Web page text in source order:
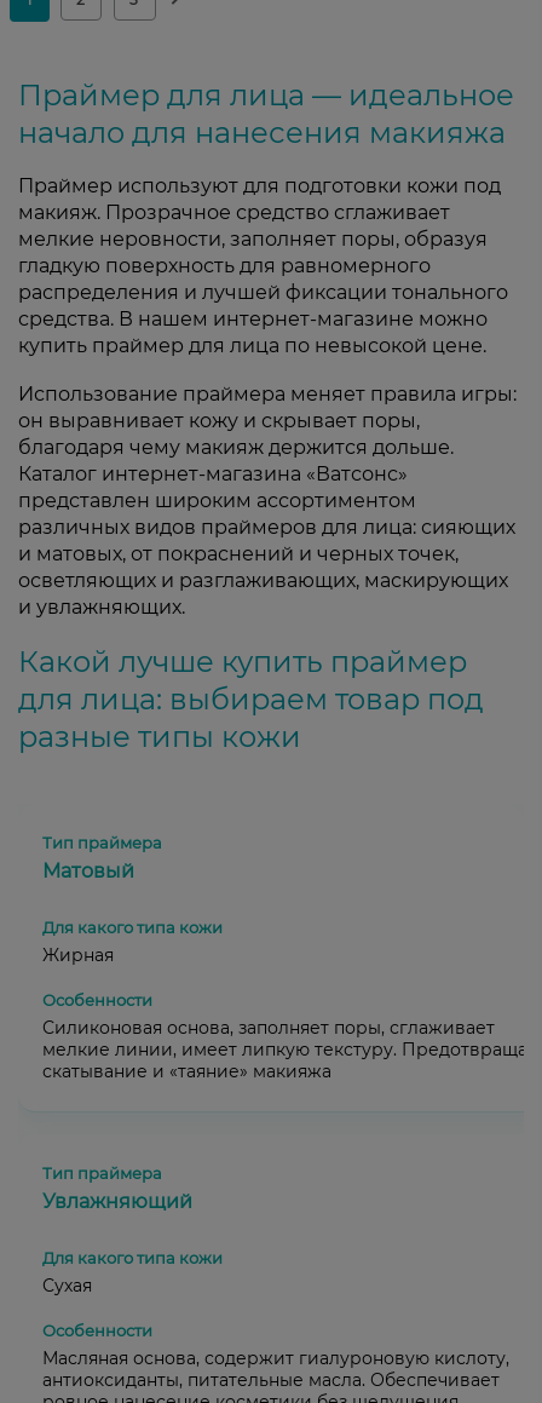
Праймер для лица — идеальное
начало для нанесения макияжа
Праймер используют для подготовки кожи под
макияж. Прозрачное средство сглаживает
мелкие неровности, заполняет поры, образуя
гладкую поверхность для равномерного
распределения и лучшей фиксации тонального
средства. В нашем интернет-магазине можно
купить праймер для лица по невысокой цене.
Использование праймера меняет правила игры:
он выравнивает кожу и скрывает поры,
благодаря чему макияж держится дольше.
Каталог интернет-магазина «Ватсонс»
представлен широким ассортиментом
различных видов праймеров для лица: сияющих
и матовых, от покраснений и черных точек,
осветляющих и разглаживающих, маскирующих
и увлажняющих.
Какой лучше купить праймер
для лица: выбираем товар под
разные типы кожи
Матовый
Жирная
Силиконовая основа, заполняет поры, сглаживает
мелкие линии, имеет липкую текстуру.
скатывание и «таяние» макияжа
Увлажняющий
Сухая
Масляная основа, содержит гиалуроновую кислоту,
антиоксиданты, питательные масла. Обеспечивает